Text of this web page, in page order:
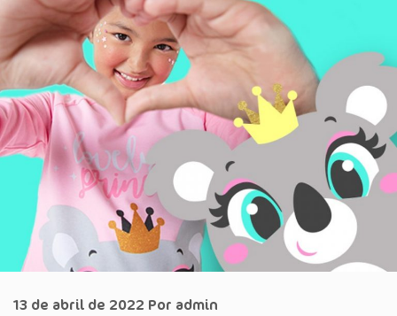
13 de abril de 2022 Por admin